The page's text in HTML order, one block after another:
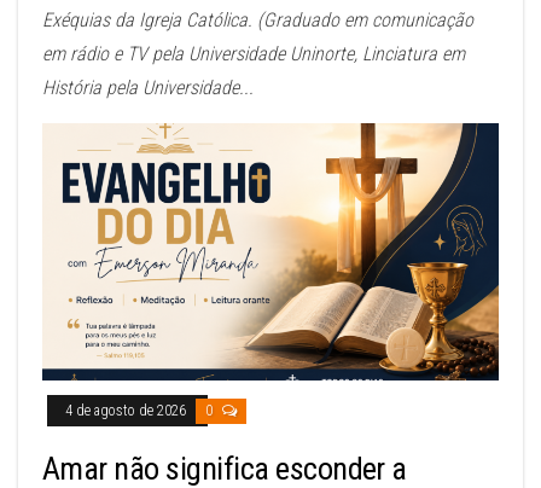
Exéquias da Igreja Católica. (Graduado em comunicação
em rádio e TV pela Universidade Uninorte, Linciatura em
História pela Universidade...
4 de agosto de 2026 0
Amar não significa esconder a